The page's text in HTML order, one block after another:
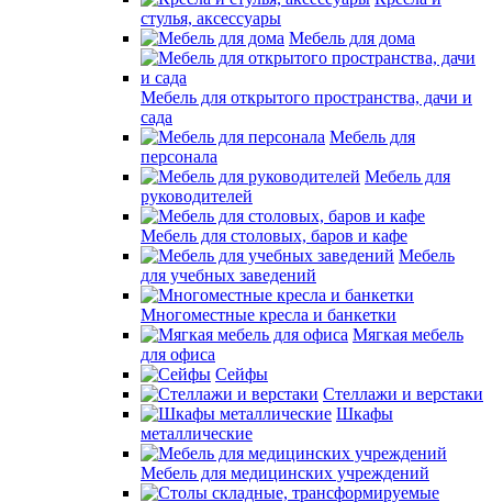
стулья, аксессуары
Мебель для дома
Мебель для открытого пространства, дачи и
сада
Мебель для
персонала
Мебель для
руководителей
Мебель для столовых, баров и кафе
Мебель
для учебных заведений
Многоместные кресла и банкетки
Мягкая мебель
для офиса
Сейфы
Стеллажи и верстаки
Шкафы
металлические
Мебель для медицинских учреждений